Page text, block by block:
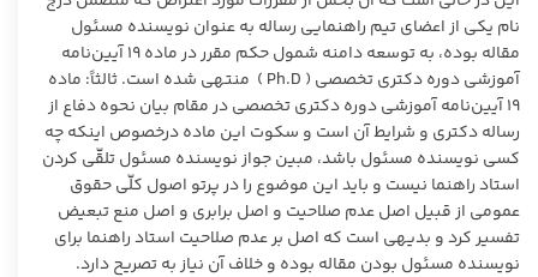
نام یکی از اعضای تیم راهنمایی رساله به عنوان نویسنده مسئول
مقاله بوده، به توسعه دامنه شمول حکم مقرر در ماده ۱۹ آیین‌نامه
آموزشی دوره دکتری تخصصی ( Ph.D ) منتهی شده است. ثالثاً: ماده
۱۹ آیین‌نامه آموزشی دوره دکتری تخصصی در مقام بیان نحوه دفاع از
رساله دکتری و شرایط آن است و سکوت این ماده درخصوص اینکه چه
کسی نویسنده مسئول باشد، مبین جواز نویسنده مسئول تلقّی کردن
استاد راهنما نیست و باید این موضوع را در پرتو اصول کلّی حقوق
عمومی از قبیل اصل عدم صلاحیت و اصل برابری و اصل منع تبعیض
تفسیر کرد و بدیهی است که اصل بر عدم صلاحیت استاد راهنما برای
نویسنده مسئول بودن مقاله بوده و خلاف آن نیاز به تصریح دارد.